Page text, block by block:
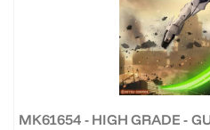
MK61654 - HIGH GRADE -